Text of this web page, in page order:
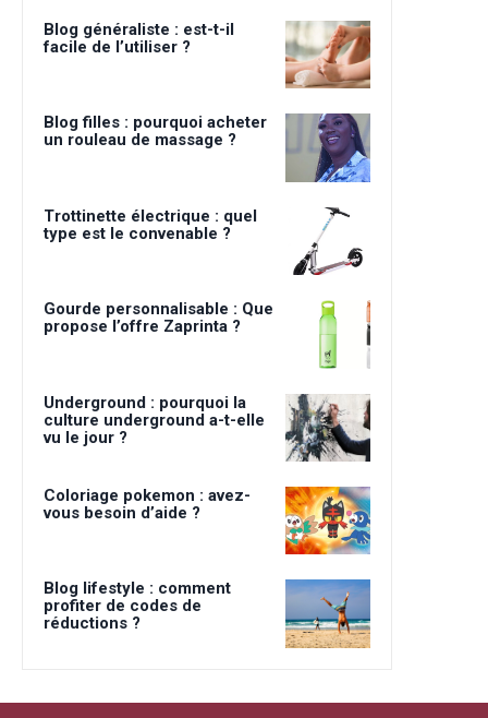
Blog généraliste : est-t-il
facile de l’utiliser ?
Blog filles : pourquoi acheter
un rouleau de massage ?
Trottinette électrique : quel
type est le convenable ?
Gourde personnalisable : Que
propose l’offre Zaprinta ?
Underground : pourquoi la
culture underground a-t-elle
vu le jour ?
Coloriage pokemon : avez-
vous besoin d’aide ?
Blog lifestyle : comment
profiter de codes de
réductions ?